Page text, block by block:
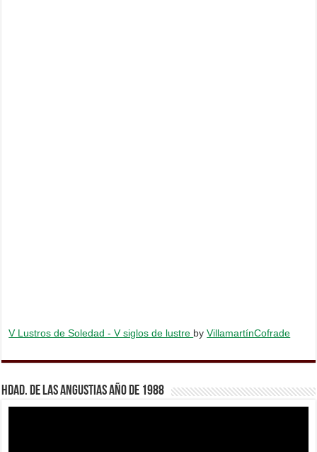
V Lustros de Soledad - V siglos de lustre byVillamartínCofrade
Hdad. de Las Angustias año de 1988